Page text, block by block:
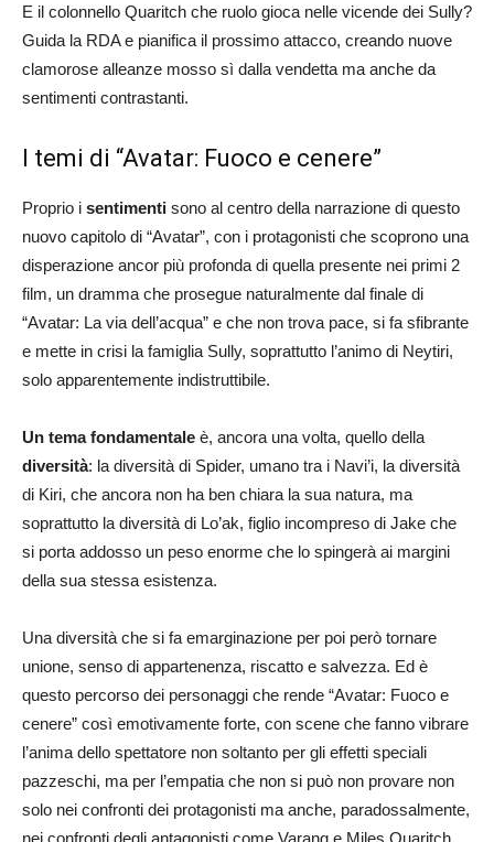
E il colonnello Quaritch che ruolo gioca nelle vicende dei Sully?
Guida la RDA e pianifica il prossimo attacco, creando nuove
clamorose alleanze mosso sì dalla vendetta ma anche da
sentimenti contrastanti.
I temi di “Avatar: Fuoco e cenere”
Proprio i sentimenti sono al centro della narrazione di questo
nuovo capitolo di “Avatar”, con i protagonisti che scoprono una
disperazione ancor più profonda di quella presente nei primi 2
film, un dramma che prosegue naturalmente dal finale di
“Avatar: La via dell’acqua” e che non trova pace, si fa sfibrante
e mette in crisi la famiglia Sully, soprattutto l’animo di Neytiri,
solo apparentemente indistruttibile.
Un tema fondamentale è, ancora una volta, quello della
diversità: la diversità di Spider, umano tra i Navi’i, la diversità
di Kiri, che ancora non ha ben chiara la sua natura, ma
soprattutto la diversità di Lo’ak, figlio incompreso di Jake che
si porta addosso un peso enorme che lo spingerà ai margini
della sua stessa esistenza.
Una diversità che si fa emarginazione per poi però tornare
unione, senso di appartenenza, riscatto e salvezza. Ed è
questo percorso dei personaggi che rende “Avatar: Fuoco e
cenere” così emotivamente forte, con scene che fanno vibrare
l’anima dello spettatore non soltanto per gli effetti speciali
pazzeschi, ma per l’empatia che non si può non provare non
solo nei confronti dei protagonisti ma anche, paradossalmente,
nei confronti degli antagonisti come Varang e Miles Quaritch.